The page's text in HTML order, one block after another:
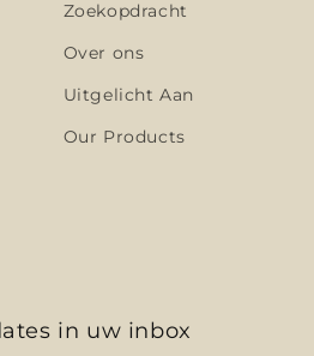
Zoekopdracht
Over ons
Uitgelicht Aan
Our Products
in uw inbox